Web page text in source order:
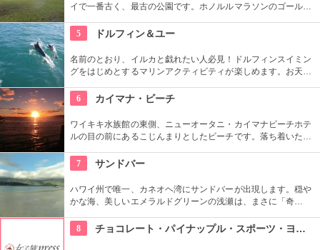
イで一番古く、最古の公園です。ホノルルマラソンのゴール地
て、クイーン・カピオラニの名前が冠せられました。
5 ドルフィン＆ユー
名前のとおり、イルカと戯れたい人必見！ドルフィンスイミン
グをはじめとするマリンアクティビティが楽しめます。お天気
いそう。バーベキューやフラ、ウクレレ演奏など、嬉しいおも
てなしも。
6 カイマナ・ビーチ
ワイキキ水族館の東側、ニューオータニ・カイマナビーチホテ
ルの目の前にあるこじんまりとしたビーチです。落ち着いた雰
すぐ横には終戦記念プールもあります。
7 サンドバー
ハワイ州で唯一、カネオヘ湾にサンドバーが出現します。穏や
かな海、美しいエメラルドグリーンの浅瀬は、まさに「奇
ーが組まれているので、ぜひ利用してみて。
8 チョコレート・パイナップル・スポーツ・ヨガ・スタジオ